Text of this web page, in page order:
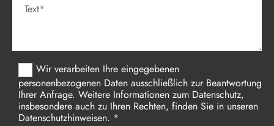
Wir verarbeiten Ihre eingegebenen
personenbezogenen Daten ausschließlich zur Beantwortung
Ihrer Anfrage. Weitere Informationen zum Datenschutz,
insbesondere auch zu Ihren Rechten, finden Sie in unseren
Datenschutzhinweisen. *